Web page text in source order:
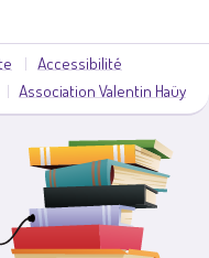
Accessibilité
Association Valentin Haüy